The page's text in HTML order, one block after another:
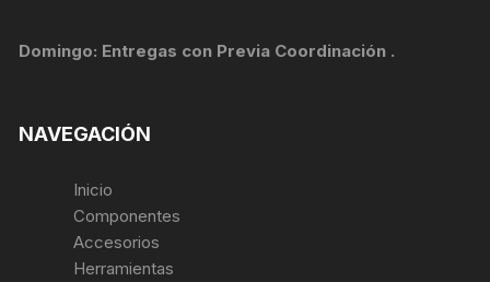
Domingo: Entregas con Previa Coordinación .
NAVEGACIÓN
Inicio
Componentes
Accesorios
Herramientas